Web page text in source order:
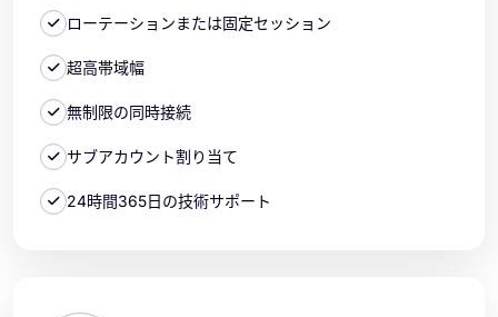
ローテーションまたは固定セッション
超高帯域幅
無制限の同時接続
サブアカウント割り当て
24時間365日の技術サポート